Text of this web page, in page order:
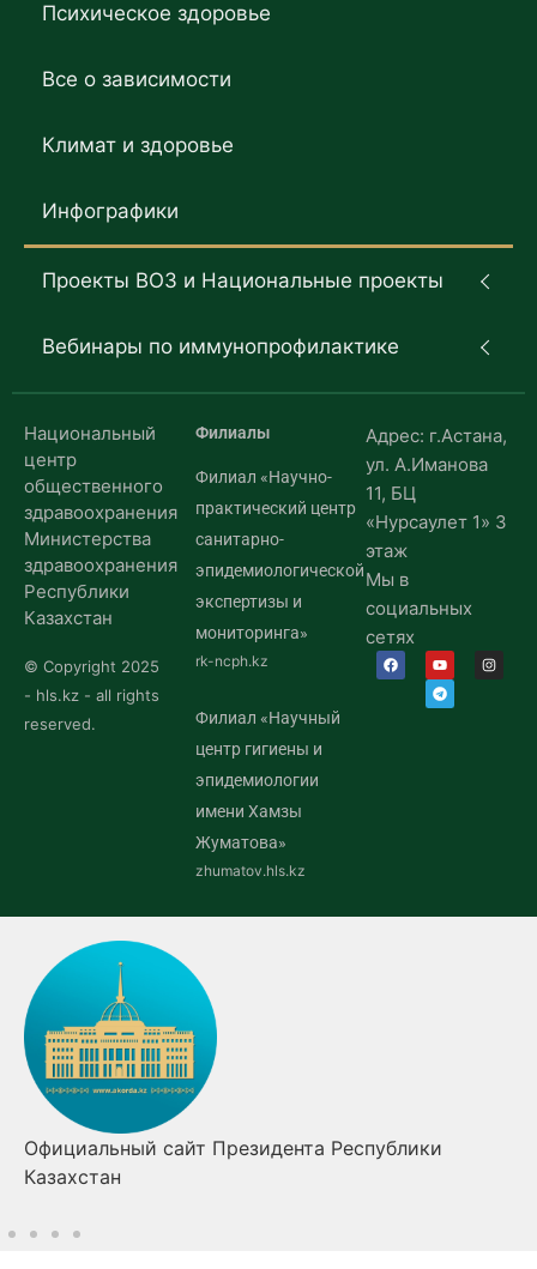
Психическое здоровье
Все о зависимости
Климат и здоровье
Инфографики
Проекты ВОЗ и Национальные проекты
Вебинары по иммунопрофилактике
Национальный
центр
общественного
здравоохранения
Министерства
здравоохранения
Республики
Казахстан
© Copyright 2025
- hls.kz - all rights
reserved.
Филиалы
Филиал «Научно-
практический центр
санитарно-
эпидемиологической
экспертизы и
мониторинга»
rk-ncph.kz
Филиал «Научный
центр гигиены и
эпидемиологии
имени Хамзы
Жуматова»
zhumatov.hls.kz
Адрес: г.Астана,
ул. А.Иманова
11, БЦ
«Нурсаулет 1» 3
этаж
Мы в
социальных
сетях
Официальный сайт Президента Республики
Казахстан